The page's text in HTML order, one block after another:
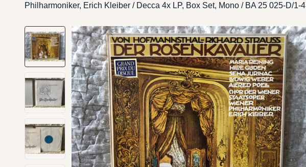
Philharmoniker, Erich Kleiber / Decca 4x LP, Box Set, Mono / BA 25 025-D/1-4